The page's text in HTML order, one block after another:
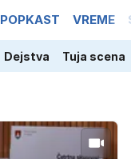
POPKAST VREME
Dejstva Tuja scena